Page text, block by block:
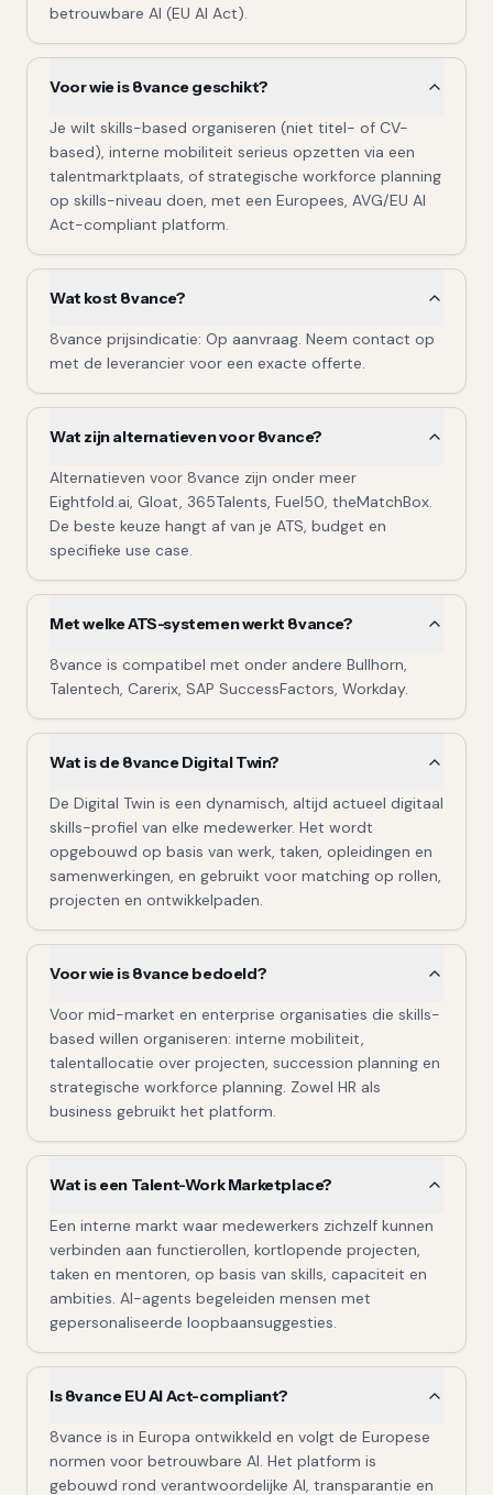
betrouwbare AI (EU AI Act).
Voor wie is 8vance geschikt?
Je wilt skills-based organiseren (niet titel- of CV-
based), interne mobiliteit serieus opzetten via een
talentmarktplaats, of strategische workforce planning
op skills-niveau doen, met een Europees, AVG/EU AI
Act-compliant platform.
Wat kost 8vance?
8vance prijsindicatie: Op aanvraag. Neem contact op
met de leverancier voor een exacte offerte.
Wat zijn alternatieven voor 8vance?
Alternatieven voor 8vance zijn onder meer
Eightfold.ai, Gloat, 365Talents, Fuel50, theMatchBox.
De beste keuze hangt af van je ATS, budget en
specifieke use case.
Met welke ATS-systemen werkt 8vance?
8vance is compatibel met onder andere Bullhorn,
Talentech, Carerix, SAP SuccessFactors, Workday.
Wat is de 8vance Digital Twin?
De Digital Twin is een dynamisch, altijd actueel digitaal
skills-profiel van elke medewerker. Het wordt
opgebouwd op basis van werk, taken, opleidingen en
samenwerkingen, en gebruikt voor matching op rollen,
projecten en ontwikkelpaden.
Voor wie is 8vance bedoeld?
Voor mid-market en enterprise organisaties die skills-
based willen organiseren: interne mobiliteit,
talentallocatie over projecten, succession planning en
strategische workforce planning. Zowel HR als
business gebruikt het platform.
Wat is een Talent-Work Marketplace?
Een interne markt waar medewerkers zichzelf kunnen
verbinden aan functierollen, kortlopende projecten,
taken en mentoren, op basis van skills, capaciteit en
ambities. AI-agents begeleiden mensen met
gepersonaliseerde loopbaansuggesties.
Is 8vance EU AI Act-compliant?
8vance is in Europa ontwikkeld en volgt de Europese
normen voor betrouwbare AI. Het platform is
gebouwd rond verantwoordelijke AI, transparantie en